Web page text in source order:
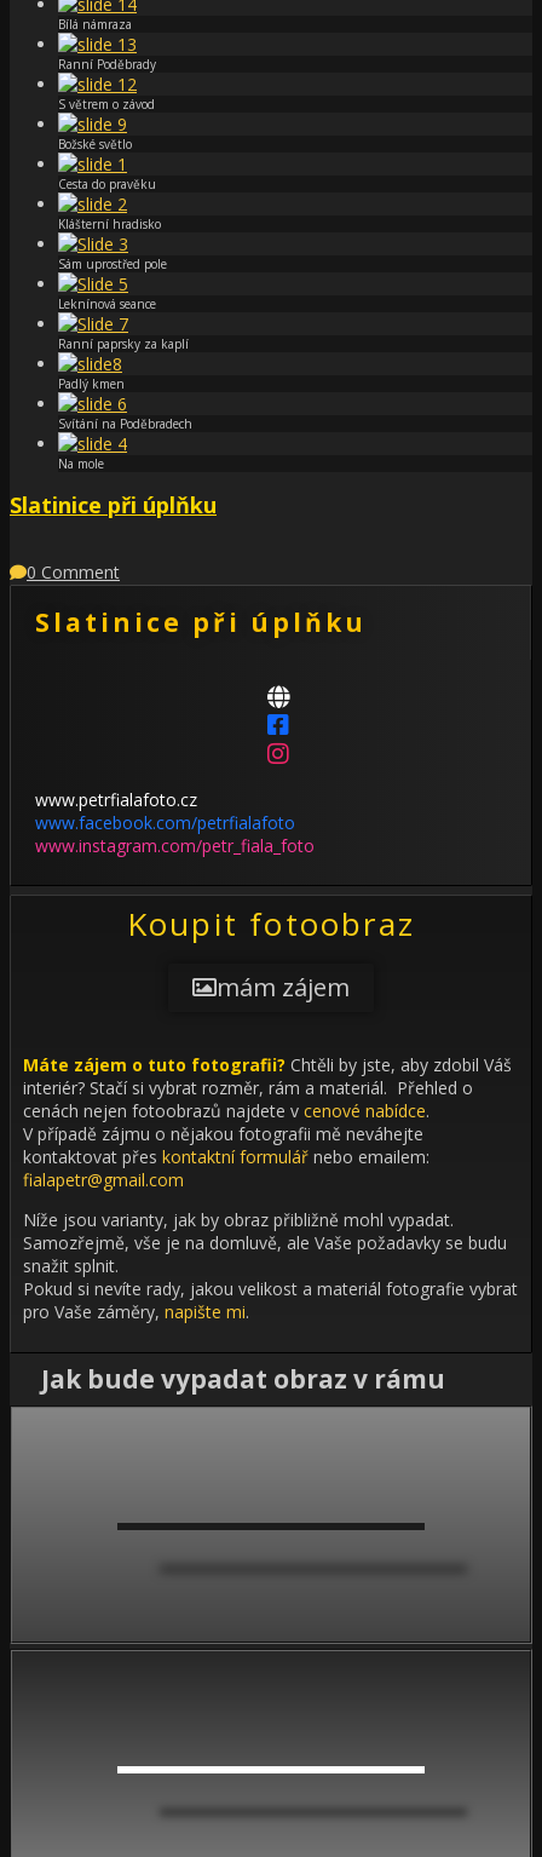
Bílá námraza
Ranní Poděbrady
S větrem o závod
Božské světlo
Cesta do pravěku
Klášterní hradisko
Sám uprostřed pole
Leknínová seance
Ranní paprsky za kaplí
Padlý kmen
Svítání na Poděbradech
Na mole
Slatinice při úplňku
0 Comment
Slatinice při úplňku
www.petrfialafoto.cz
www.facebook.com/petrfialafoto
www.instagram.com/petr_fiala_foto
Koupit fotoobraz
mám zájem
Máte zájem o tuto fotografii? Chtěli by jste, aby zdobil Váš
interiér? Stačí si vybrat rozměr, rám a materiál. Přehled o
cenách nejen fotoobrazů najdete v cenové nabídce.
V případě zájmu o nějakou fotografii mě neváhejte
kontaktovat přes kontaktní formulář nebo emailem:
fialapetr@gmail.com
Níže jsou varianty, jak by obraz přibližně mohl vypadat.
Samozřejmě, vše je na domluvě, ale Vaše požadavky se budu
snažit splnit.
Pokud si nevíte rady, jakou velikost a materiál fotografie vybrat
pro Vaše záměry, napište mi.
Jak bude vypadat obraz v rámu